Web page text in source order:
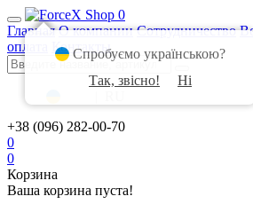
0
Главная О компании Сотрудничество
оплата
Контакты
+38 (096) 282-00-70
0
0
Корзина
Ваша корзина пуста!
Спробуємо українською?
Так, звісно!
Ні